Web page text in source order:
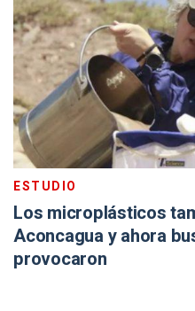
ESTUDIO
Los microplásticos
Aconcagua y ahora
provocaron